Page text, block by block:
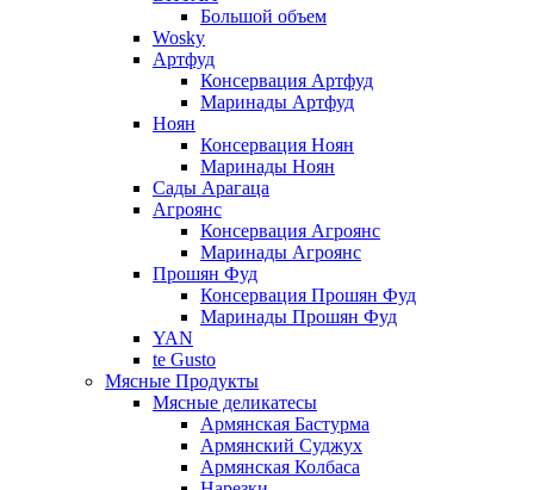
Большой объем
Wosky
Артфуд
Консервация Артфуд
Маринады Артфуд
Ноян
Консервация Ноян
Маринады Ноян
Сады Арагаца
Агроянс
Консервация Агроянс
Маринады Агроянс
Прошян Фуд
Консервация Прошян Фуд
Маринады Прошян Фуд
YAN
te Gusto
Мясные Продукты
Мясные деликатесы
Армянская Бастурма
Армянский Суджух
Армянская Колбаса